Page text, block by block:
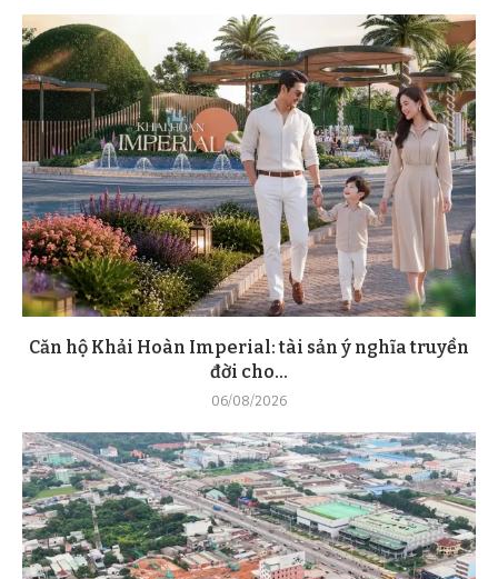
Căn hộ Khải Hoàn Imperial: tài sản ý nghĩa truyền
đời cho...
06/08/2026